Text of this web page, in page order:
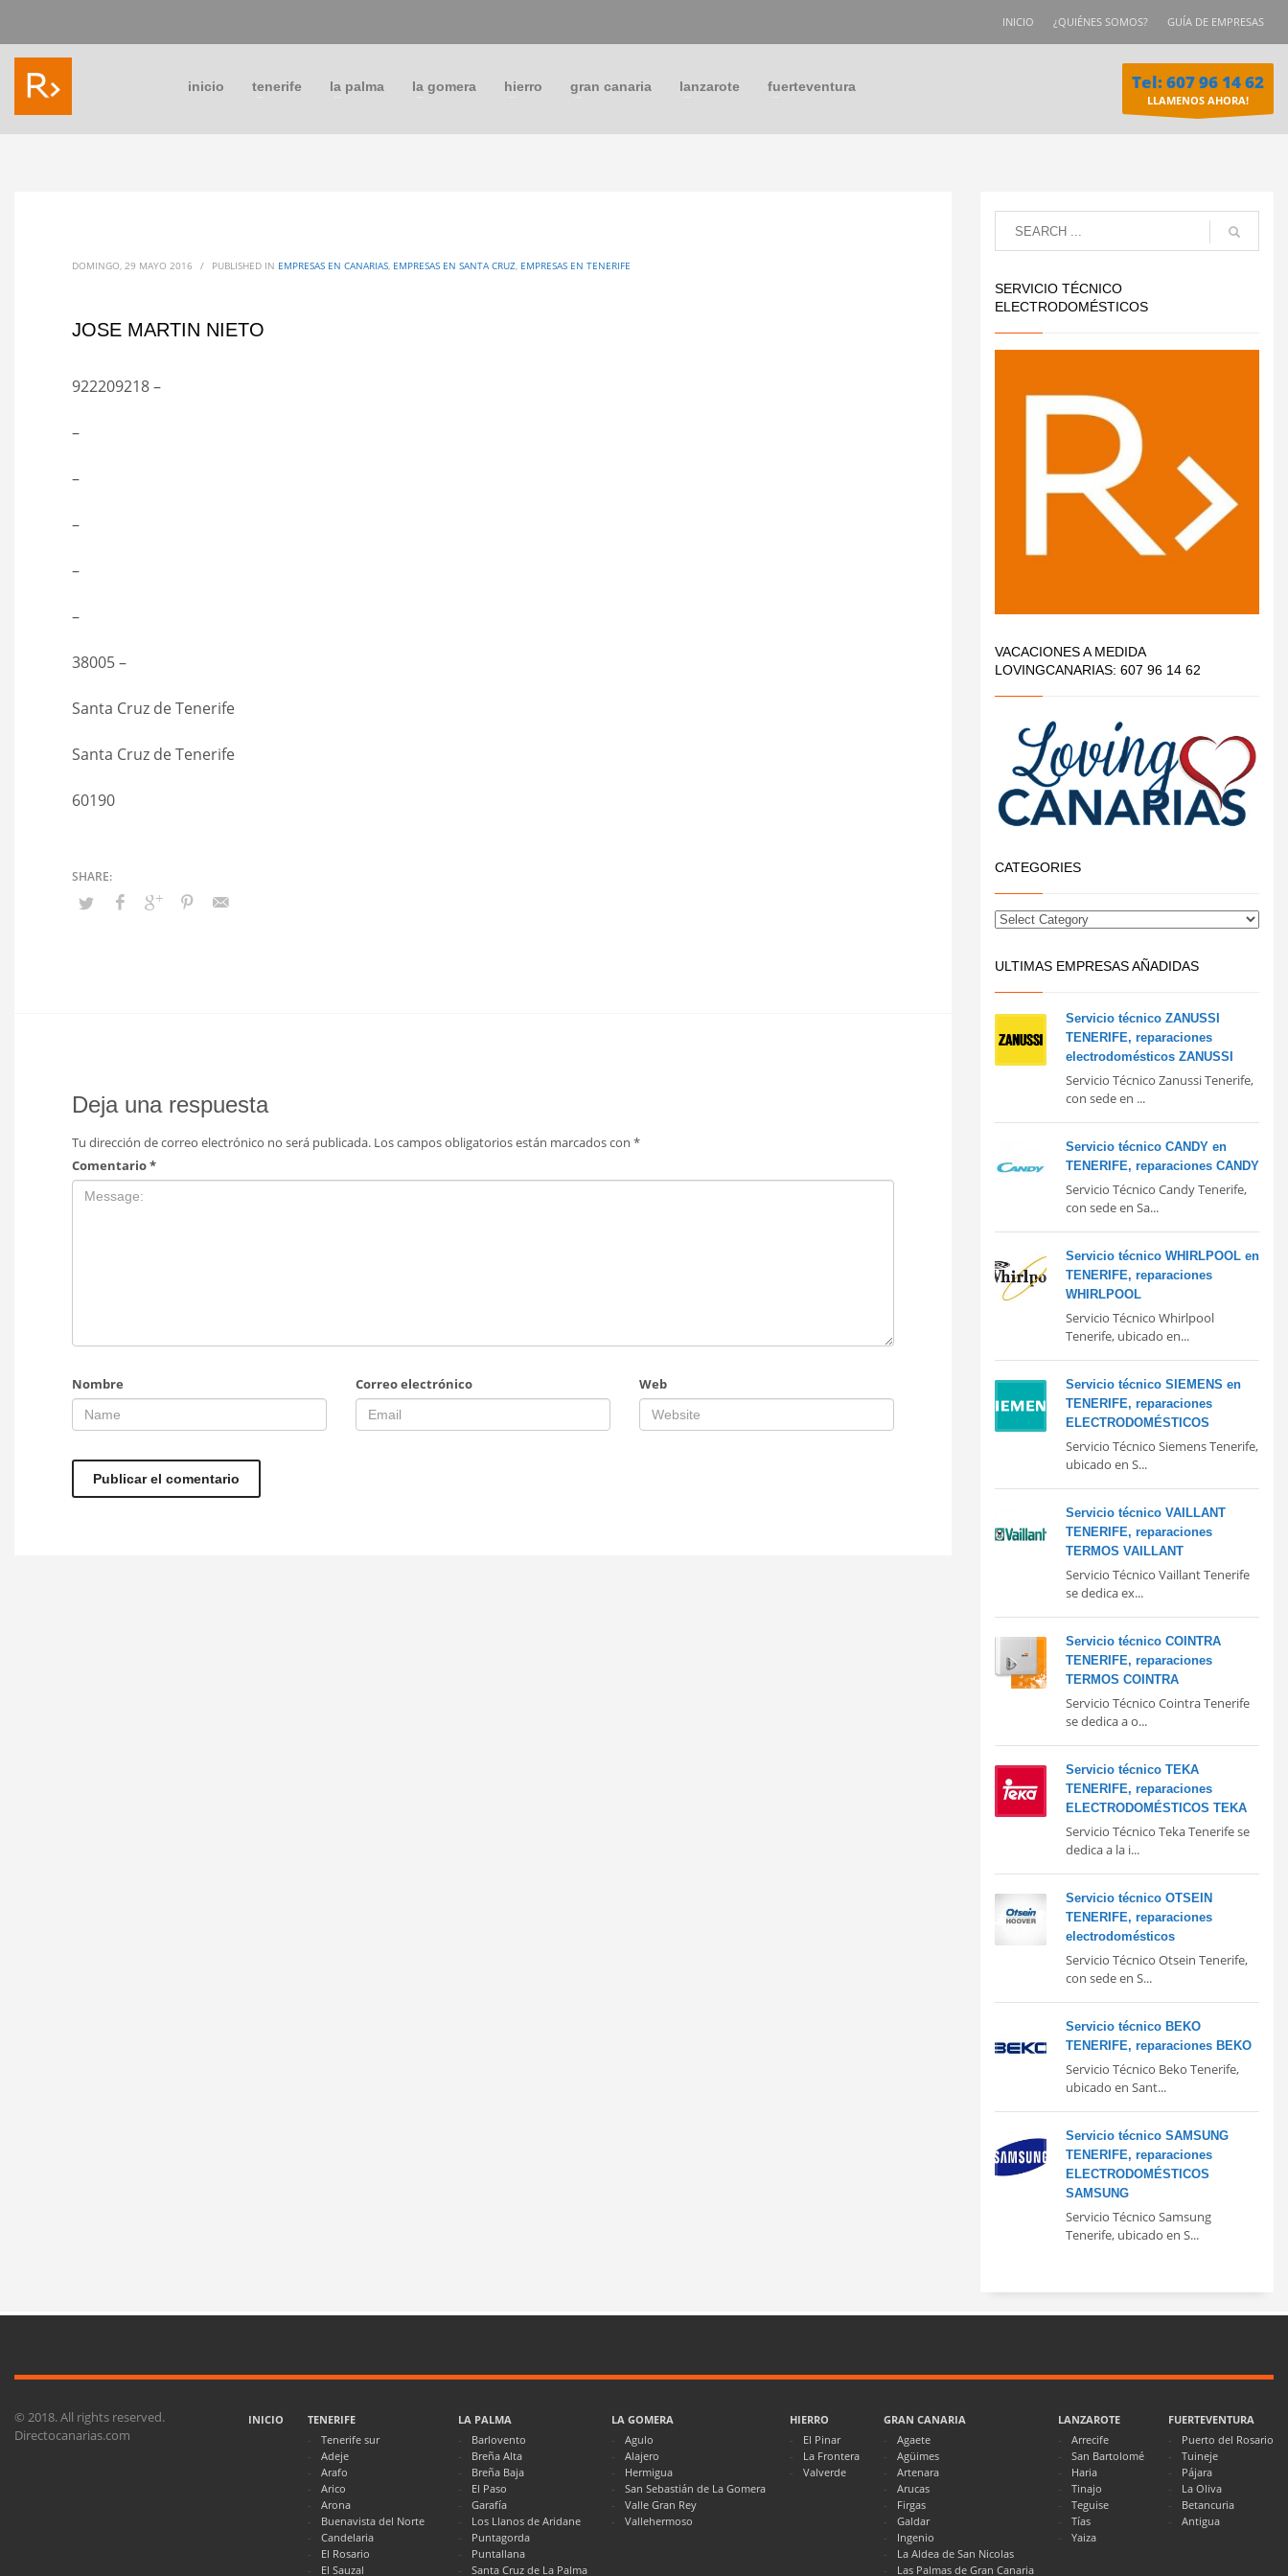
INICIO ¿QUIÉNES SOMOS? GUÍA DE EMPRESAS
inicio tenerife la palma la gomera hierro gran canaria lanzarote fuerteventura Tel: 607 96 14 62
LLAMENOS AHORA!
DOMINGO, 29 MAYO 2016 / PUBLISHED IN EMPRESAS EN CANARIAS, EMPRESAS EN SANTA CRUZ, EMPRESAS EN TENERIFE
JOSE MARTIN NIETO
922209218 –
–
–
–
–
–
38005 –
Santa Cruz de Tenerife
Santa Cruz de Tenerife
60190
Deja una respuesta
Tu dirección de correo electrónico no será publicada. Los campos obligatorios están marcados con *
Comentario*
Nombre Correo electrónico Web
SERVICIO TÉCNICO
ELECTRODOMÉSTICOS
VACACIONES A MEDIDA
LOVINGCANARIAS: 607 96 14 62
CATEGORIES
ULTIMAS EMPRESAS AÑADIDAS
Servicio técnico ZANUSSI
TENERIFE, reparaciones
electrodomésticos ZANUSSI
Servicio Técnico Zanussi Tenerife,
con sede en ...
Servicio técnico CANDY en
TENERIFE, reparaciones CANDY
Servicio Técnico Candy Tenerife,
con sede en Sa...
Servicio técnico WHIRLPOOL en
TENERIFE, reparaciones
WHIRLPOOL
Servicio Técnico Whirlpool
Tenerife, ubicado en...
Servicio técnico SIEMENS en
TENERIFE, reparaciones
ELECTRODOMÉSTICOS
Servicio Técnico Siemens Tenerife,
ubicado en S...
Servicio técnico VAILLANT
TENERIFE, reparaciones
TERMOS VAILLANT
Servicio Técnico Vaillant Tenerife
se dedica ex...
Servicio técnico COINTRA
TENERIFE, reparaciones
TERMOS COINTRA
Servicio Técnico Cointra Tenerife
se dedica a o...
Servicio técnico TEKA
TENERIFE, reparaciones
ELECTRODOMÉSTICOS TEKA
Servicio Técnico Teka Tenerife se
dedica a la i...
Servicio técnico OTSEIN
TENERIFE, reparaciones
electrodomésticos
Servicio Técnico Otsein Tenerife,
con sede en S...
Servicio técnico BEKO
TENERIFE, reparaciones BEKO
Servicio Técnico Beko Tenerife,
ubicado en Sant...
Servicio técnico SAMSUNG
TENERIFE, reparaciones
ELECTRODOMÉSTICOS
SAMSUNG
Servicio Técnico Samsung
Tenerife, ubicado en S...
INICIO
TENERIFE
Tenerife sur
Adeje
Arafo
Arico
Arona
Buenavista del Norte
Candelaria
El Rosario
El Sauzal
LA PALMA
Barlovento
Breña Alta
Breña Baja
El Paso
Garafía
Los Llanos de Aridane
Puntagorda
Puntallana
Santa Cruz de La Palma
LA GOMERA
Agulo
Alajero
Hermigua
San Sebastián de La Gomera
Valle Gran Rey
Vallehermoso
HIERRO
El Pinar
La Frontera
Valverde
GRAN CANARIA
Agaete
Agüimes
Artenara
Arucas
Firgas
Galdar
Ingenio
La Aldea de San Nicolas
Las Palmas de Gran Canaria
LANZAROTE
Arrecife
San Bartolomé
Haria
Tinajo
Teguise
Tías
Yaiza
FUERTEVENTURA
Puerto del Rosario
Tuineje
Pájara
La Oliva
Betancuria
Antigua
© 2018. All rights reserved.
Directocanarias.com